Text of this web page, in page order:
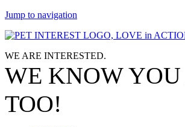
Jump to navigation
WE ARE INTERESTED.
WE KNOWYOU
TOO!